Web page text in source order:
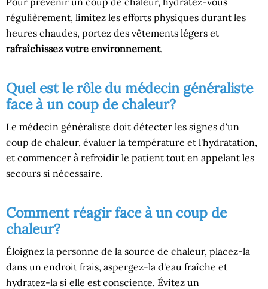
régulièrement, limitez les efforts physiques durant les
heures chaudes, portez des vêtements légers et
rafraîchissez votre environnement.
Quel est le rôle du médecin généraliste
face à un coup de chaleur?
Le médecin généraliste doit détecter les signes d'un
coup de chaleur, évaluer la température et l'hydratation,
et commencer à refroidir le patient tout en appelant les
secours si nécessaire.
Comment réagir face à un coup de
chaleur?
Éloignez la personne de la source de chaleur, placez-la
dans un endroit frais, aspergez-la d'eau fraîche et
hydratez-la si elle est consciente. Évitez un